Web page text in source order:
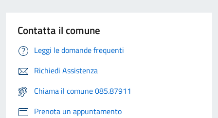
Contatta il comune
Leggi le domande frequenti
Richiedi Assistenza
Chiama il comune 085.87911
Prenota un appuntamento